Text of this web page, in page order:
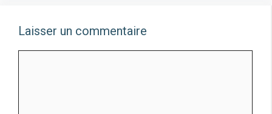
Laisser un commentaire